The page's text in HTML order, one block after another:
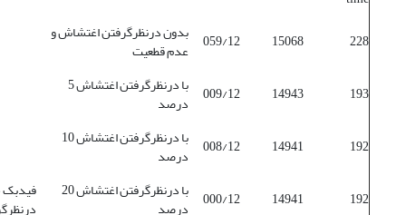
228
15068
059/12 بدون درنظر‌گرفتن اغتشاش و
عدم قطعیت
فیدبک
193
14943
009/12 با درنظر‌گرفتن اغتشاش 5
درصد
192
14941
008/12 با درنظر‌گرفتن اغتشاش 10
درصد
192
14941
000/12 با درنظر‌گرفتن اغتشاش 20
درصد